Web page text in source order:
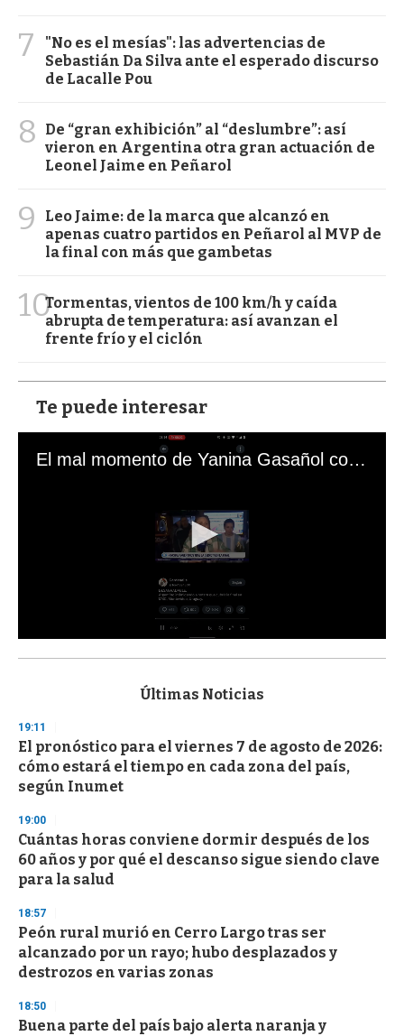
7
"No es el mesías": las advertencias de
Sebastián Da Silva ante el esperado discurso
de Lacalle Pou
8
De “gran exhibición” al “deslumbre”: así
vieron en Argentina otra gran actuación de
Leonel Jaime en Peñarol
9
Leo Jaime: de la marca que alcanzó en
apenas cuatro partidos en Peñarol al MVP de
la final con más que gambetas
10Tormentas, vientos de 100 km/h y caída
abrupta de temperatura: así avanzan el
frente frío y el ciclón
Te puede interesar
El mal momento de Yanina Gasañol con un hincha argentino en "Subrayado"
s
d
s
o
f
3
s
e
c
o
n
d
s
Últimas Noticias
19:11
El pronóstico para el viernes 7 de agosto de 2026:
cómo estará el tiempo en cada zona del país,
según Inumet
19:00
Cuántas horas conviene dormir después de los
60 años y por qué el descanso sigue siendo clave
para la salud
18:57
Peón rural murió en Cerro Largo tras ser
alcanzado por un rayo; hubo desplazados y
destrozos en varias zonas
18:50
Buena parte del país bajo alerta naranja y